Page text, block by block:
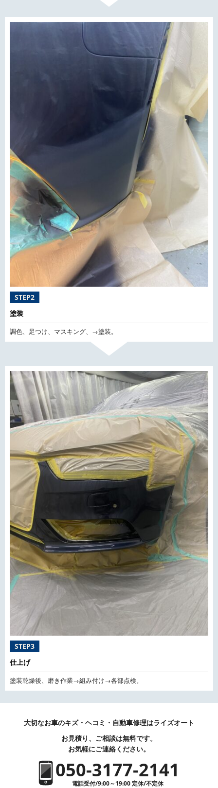
STEP2
塗装
調色、足つけ、マスキング、→塗装。
STEP3
仕上げ
塗装乾燥後、磨き作業→組み付け→各部点検。
大切なお車のキズ・ヘコミ・自動車修理はライズオート
お見積り、ご相談は無料です。
お気軽にご連絡ください。
050-3177-2141
電話受付/9:00～19:00 定休/不定休